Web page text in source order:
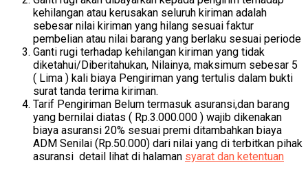
kehilangan atau kerusakan seluruh kiriman adalah
sebesar nilai kiriman yang hilang sesuai faktur
pembelian atau nilai barang yang berlaku sesuai periode
Ganti rugi terhadap kehilangan kiriman yang tidak
diketahui/Diberitahukan, Nilainya, maksimum sebesar 5
( Lima ) kali biaya Pengiriman yang tertulis dalam bukti
surat tanda terima kiriman.
Tarif Pengiriman Belum termasuk asuransi,dan barang
yang bernilai diatas ( Rp.3.000.000 ) wajib dikenakan
biaya asuransi 20% sesuai premi ditambahkan biaya
ADM Senilai (Rp.50.000) dari nilai yang di terbitkan pihak
asuransi detail lihat di halaman syarat dan ketentuan